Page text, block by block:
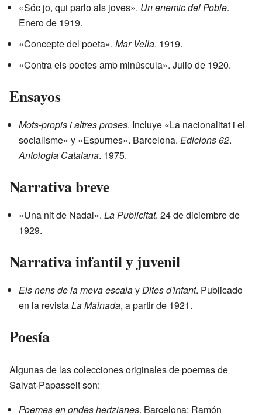
«Sóc jo, qui parlo als joves». Un enemic del Poble.
Enero de 1919.
«Concepte del poeta». Mar Vella. 1919.
«Contra els poetes amb minúscula». Julio de 1920.
Ensayos
Mots-propis i altres proses. Incluye «La nacionalitat i el
socialisme» y «Espurnes». Barcelona. Edicions 62.
Antologia Catalana. 1975.
Narrativa breve
«Una nit de Nadal». La Publicitat. 24 de diciembre de
1929.
Narrativa infantil y juvenil
Els nens de la meva escalayDites d'infant. Publicado
en la revistaLa Mainada, a partir de 1921.
Poesía
Algunas de las colecciones originales de poemas de
Salvat-Papasseit son:
Poemes en ondes hertzianes. Barcelona: Ramón